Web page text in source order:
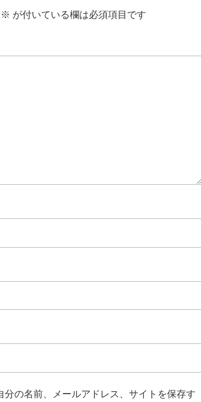
※ が付いている欄は必須項目です
の名前、メールアドレス、サイトを保存す